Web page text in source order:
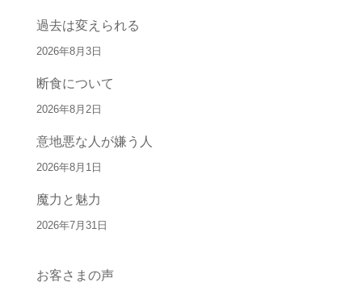
過去は変えられる
2026年8月3日
断食について
2026年8月2日
意地悪な人が嫌う人
2026年8月1日
魔力と魅力
2026年7月31日
お客さまの声